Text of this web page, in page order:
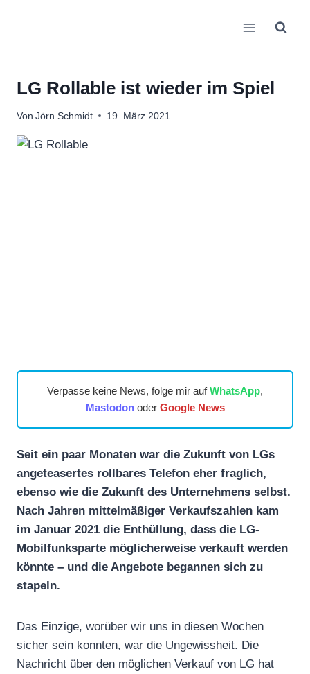
LG Rollable ist wieder im Spiel
Von Jörn Schmidt 19. März 2021
Verpasse keine News, folge mir aufWhatsApp,
Mastodonoder Google News
Seit ein paar Monaten war die Zukunft von LGs
angeteasertes rollbares Telefon eher fraglich,
ebenso wie die Zukunft des Unternehmens selbst.
Nach Jahren mittelmäßiger Verkaufszahlen kam
im Januar 2021 die Enthüllung, dass die LG-
Mobilfunksparte möglicherweise verkauft werden
könnte – und die Angebote begannen sich zu
stapeln.
Das Einzige, worüber wir uns in diesen Wochen
sicher sein konnten, war die Ungewissheit. Die
Nachricht über den möglichen Verkauf von LG hat